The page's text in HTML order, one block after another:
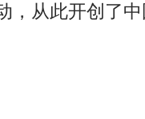
，从此开创了